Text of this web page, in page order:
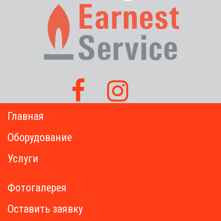
Главная
Оборудование
Услуги
Фотогалерея
Оставить заявку